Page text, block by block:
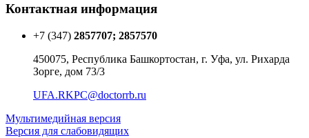
Контактная информация
+7 (347) 2857707; 2857570
450075, Республика Башкортостан, г. Уфа, ул. Рихарда
Зорге, дом 73/3
UFA.RKPC@doctorrb.ru
Мультимедийная версия
Версия для слабовидящих